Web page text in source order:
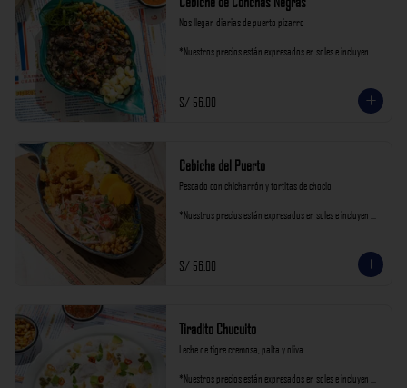
Nos llegan diarias de puerto pizarro
*Nuestros precios están expresados en soles e incluyen
S/ 56.00
Cebiche del Puerto
Pescado con chicharrón y tortitas de choclo
*Nuestros precios están expresados en soles e incluyen
S/ 56.00
Tiradito Chucuito
Leche de tigre cremosa, palta y oliva.
*Nuestros precios están expresados en soles e incluyen